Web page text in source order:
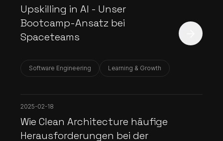
Upskilling in AI - Unser
Bootcamp-Ansatz bei
Spaceteams
Software Engineering Learning & Growth
2025-02-18
Wie Clean Architecture häufige
Heraus­forder­ungen bei der